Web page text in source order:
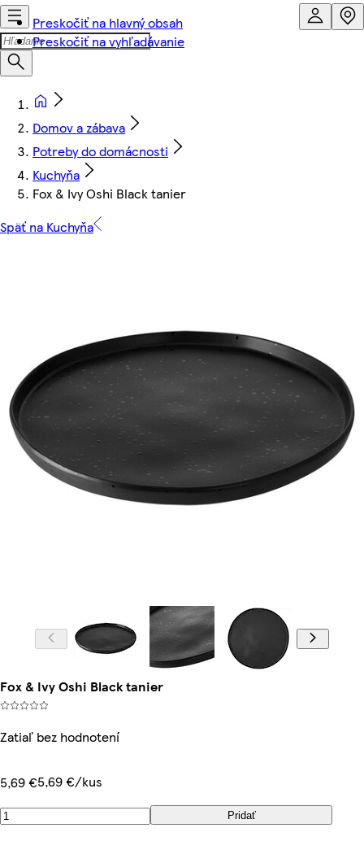
Preskočiť na hlavný obsah
Preskočiť na vyhľadávanie
Domov a zábava
Potreby do domácnosti
Kuchyňa
Fox & Ivy Oshi Black tanier
Späť na Kuchyňa
Fox & Ivy Oshi Black tanier
Zatiaľ bez hodnotení
5,69 €5,69 €/kus
Pridať